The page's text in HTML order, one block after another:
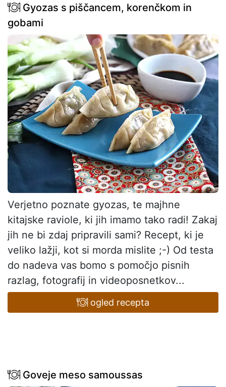
Gyozas s piščancem, korenčkom in
gobami
Verjetno poznate gyozas, te majhne
kitajske raviole, ki jih imamo tako radi! Zakaj
jih ne bi zdaj pripravili sami? Recept, ki je
veliko lažji, kot si morda mislite ;-) Od testa
do nadeva vas bomo s pomočjo pisnih
razlag, fotografij in videoposnetkov...
ogled recepta
Goveje meso samoussas